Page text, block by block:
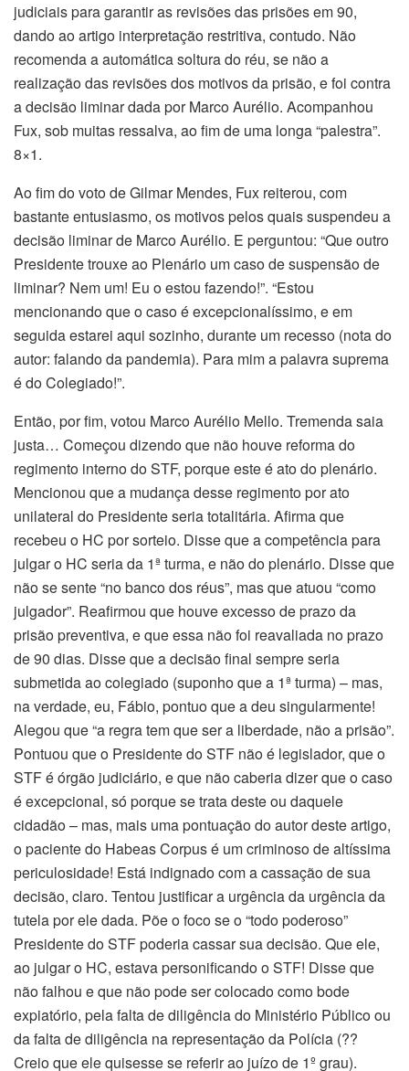
judiciais para garantir as revisões das prisões em 90,
dando ao artigo interpretação restritiva, contudo. Não
recomenda a automática soltura do réu, se não a
realização das revisões dos motivos da prisão, e foi contra
a decisão liminar dada por Marco Aurélio. Acompanhou
Fux, sob muitas ressalva, ao fim de uma longa “palestra”.
8×1.
Ao fim do voto de Gilmar Mendes, Fux reiterou, com
bastante entusiasmo, os motivos pelos quais suspendeu a
decisão liminar de Marco Aurélio. E perguntou: “Que outro
Presidente trouxe ao Plenário um caso de suspensão de
liminar? Nem um! Eu o estou fazendo!”. “Estou
mencionando que o caso é excepcionalíssimo, e em
seguida estarei aqui sozinho, durante um recesso (nota do
autor: falando da pandemia). Para mim a palavra suprema
é do Colegiado!”.
Então, por fim, votou Marco Aurélio Mello. Tremenda saia
justa… Começou dizendo que não houve reforma do
regimento interno do STF, porque este é ato do plenário.
Mencionou que a mudança desse regimento por ato
unilateral do Presidente seria totalitária. Afirma que
recebeu o HC por sorteio. Disse que a competência para
julgar o HC seria da 1ª turma, e não do plenário. Disse que
não se sente “no banco dos réus”, mas que atuou “como
julgador”. Reafirmou que houve excesso de prazo da
prisão preventiva, e que essa não foi reavaliada no prazo
de 90 dias. Disse que a decisão final sempre seria
submetida ao colegiado (suponho que a 1ª turma) – mas,
na verdade, eu, Fábio, pontuo que a deu singularmente!
Alegou que “a regra tem que ser a liberdade, não a prisão”.
Pontuou que o Presidente do STF não é legislador, que o
STF é órgão judiciário, e que não caberia dizer que o caso
é excepcional, só porque se trata deste ou daquele
cidadão – mas, mais uma pontuação do autor deste artigo,
o paciente do Habeas Corpus é um criminoso de altíssima
periculosidade! Está indignado com a cassação de sua
decisão, claro. Tentou justificar a urgência da urgência da
tutela por ele dada. Põe o foco se o “todo poderoso”
Presidente do STF poderia cassar sua decisão. Que ele,
ao julgar o HC, estava personificando o STF! Disse que
não falhou e que não pode ser colocado como bode
expiatório, pela falta de diligência do Ministério Público ou
da falta de diligência na representação da Polícia (??
Creio que ele quisesse se referir ao juízo de 1º grau).